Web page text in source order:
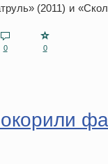
(2011) и
0 0